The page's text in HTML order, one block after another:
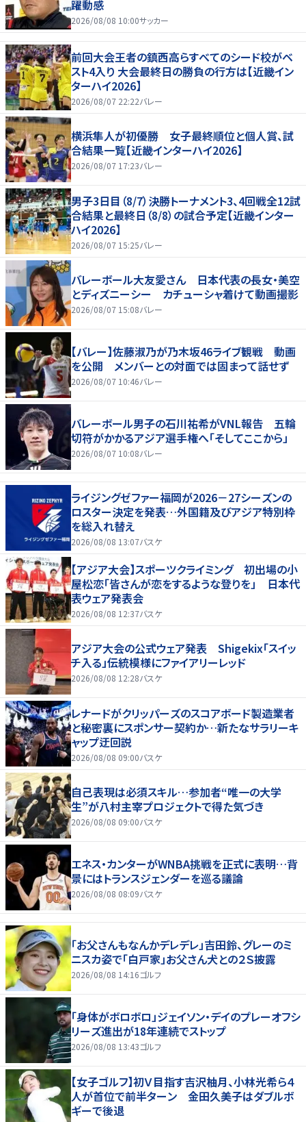
躍動感
2026/08/08 10:00サッカー
前回大会王者の鎮西高らすべてのシード校がベ
スト4入り 大会最終日の勝負の行方は【近畿イン
ターハイ2026】
2026/08/07 22:22バレー
横浜隼人が初優勝 女子最終順位と個人賞、試
合結果一覧【近畿インターハイ2026】
2026/08/07 17:23バレー
男子3日目（8/7）決勝トーナメント3、4回戦全12試
合結果と最終日（8/8）の試合予定【近畿インター
ハイ2026】
2026/08/07 15:25バレー
バレーボール大友愛さん 日本代表の長女・美空
とディズニーシー カチューシャ着けて動画撮影
2026/08/07 15:08バレー
【バレー】佐藤淑乃が乃木坂46ライブ観戦 動画
を公開 メンバーとの対面では固まって話せず
2026/08/07 10:46バレー
バレーボール男子の石川祐希がVNL報告 五輪
切符がかかるアジア選手権へ「そしてここから」
2026/08/07 10:08バレー
ライジングゼファー福岡が2026－27シーズンの
ロスター決定を発表…外国籍及びアジア特別枠
を総入れ替え
2026/08/08 13:07バスケ
【アジア大会】スポーツクライミング 初出場の小
屋松恋「皆さんが恋をするような登りを」 日本代
表ウェア発表会
2026/08/08 12:37バスケ
アジア大会の公式ウェア発表 Shigekix「スイッ
チ入る」伝統模様にファイアリーレッド
2026/08/08 12:28バスケ
レナードがクリッパーズのスコアボード製造業者
と秘密裏にスポンサー契約か‬…新たなサラリーキ
ャップ迂回説
2026/08/08 09:00バスケ
自己表現は必須スキル…参加者“唯一の大学
生”が八村主宰プロジェクトで得た気づき
2026/08/08 09:00バスケ
エネス・カンターがWNBA挑戦を正式に表明…背
景にはトランスジェンダーを巡る議論
2026/08/08 08:09バスケ
「お父さんもなんかデレデレ」吉田鈴、グレーのミ
ニスカ姿で「白戸家」お父さん犬との２Ｓ披露
2026/08/08 14:16ゴルフ
「身体がボロボロ」ジェイソン・デイのプレーオフシ
リーズ進出が18年連続でストップ
2026/08/08 13:43ゴルフ
【女子ゴルフ】初Ｖ目指す吉沢柚月、小林光希ら４
人が首位で前半ターン 金田久美子はダブルボ
ギーで後退